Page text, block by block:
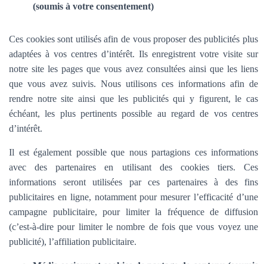
(soumis à votre consentement)
Ces cookies sont utilisés afin de vous proposer des publicités plus
adaptées à vos centres d’intérêt. Ils enregistrent votre visite sur
notre site les pages que vous avez consultées ainsi que les liens
que vous avez suivis. Nous utilisons ces informations afin de
rendre notre site ainsi que les publicités qui y figurent, le cas
échéant, les plus pertinents possible au regard de vos centres
d’intérêt.
Il est également possible que nous partagions ces informations
avec des partenaires en utilisant des cookies tiers. Ces
informations seront utilisées par ces partenaires à des fins
publicitaires en ligne, notamment pour mesurer l’efficacité d’une
campagne publicitaire, pour limiter la fréquence de diffusion
(c’est-à-dire pour limiter le nombre de fois que vous voyez une
publicité), l’affiliation publicitaire.